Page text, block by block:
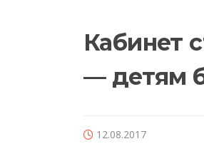
Кабинет
— детям
12.08.2017